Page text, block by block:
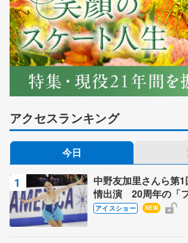
アクセスランキング
今日
中野友加里さんら第
情出演 20周年の「
ス」 宮本賢二さん
アイスショー NEW